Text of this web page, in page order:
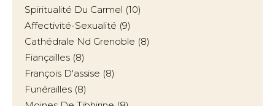
Spiritualité Du Carmel (10)
Affectivité-Sexualité (9)
Cathédrale Nd Grenoble (8)
Fiançailles (8)
François D'assise (8)
Funérailles (8)